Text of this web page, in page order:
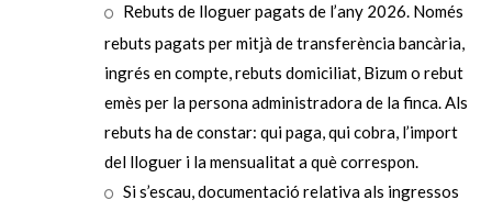
Rebuts de lloguer pagats de l’any 2026. Només
rebuts pagats per mitjà de transferència bancària,
ingrés en compte, rebuts domiciliat, Bizum o rebut
emès per la persona administradora de la finca. Als
rebuts ha de constar: qui paga, qui cobra, l’import
del lloguer i la mensualitat a què correspon.
Si s’escau, documentació relativa als ingressos